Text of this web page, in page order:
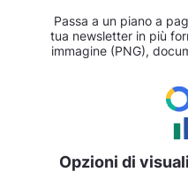
Passa a un piano a
tua newsletter in più
immagine (PNG),
Opzioni di